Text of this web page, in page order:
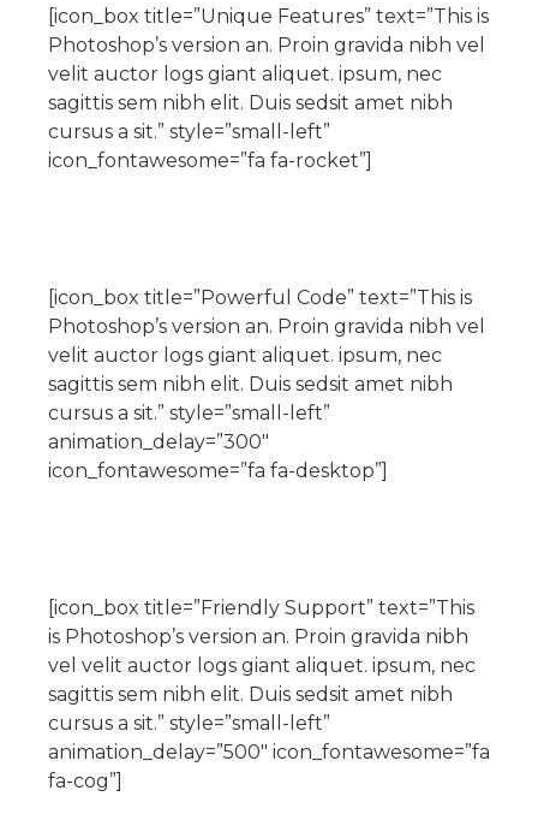
10 DE NOVEMBRO DE 2013
Falecimento do Imam Ali Ibn Al-Hussein
(A.S.)
Em nome de Deus, o Clemente, o Misericordioso! Diante da
data em que relembramos o martírio do quarto Imam dos
muçulmanos, o Imam Ali Ibn Al-Hussein Ibn Ali Ibn Abi Táleb
(A.S.), conhecido por “Zein Al-Ábidin” (Formosura
ministro das Relações Exteriores da
República Islâmica do Irã
Na noite da quinta-feira, 03 de Abril, o Centro Islâmico no
Brasil recebeu em sua sede, em São Paulo, o ex-ministro das
Kharrazi, que encontra-se visitando
[icon_box title=”Unique Features” text=”This is
Photoshop’s version an. Proin gravida nibh vel
velit auctor logs giant aliquet. ipsum, nec
sagittis sem nibh elit. Duis sedsit amet nibh
cursus a sit.” style=”small-left”
icon_fontawesome=”fa fa-rocket”]
[icon_box title=”Powerful Code” text=”This is
Photoshop’s version an. Proin gravida nibh vel
velit auctor logs giant aliquet. ipsum, nec
sagittis sem nibh elit. Duis sedsit amet nibh
cursus a sit.” style=”small-left”
animation_delay=”300″
icon_fontawesome=”fa fa-desktop”]
[icon_box title=”Friendly Support” text=”This
is Photoshop’s version an. Proin gravida nibh
vel velit auctor logs giant aliquet. ipsum, nec
sagittis sem nibh elit. Duis sedsit amet nibh
cursus a sit.” style=”small-left”
animation_delay=”500″ icon_fontawesome=”fa
fa-cog”]